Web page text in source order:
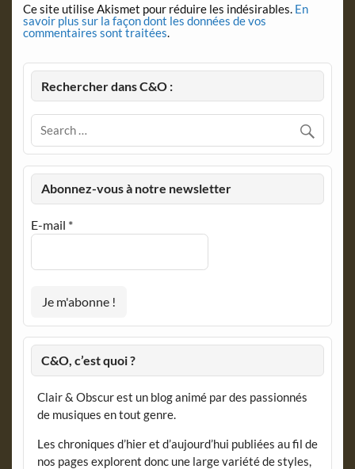
Ce site utilise Akismet pour réduire les indésirables. En
savoir plus sur la façon dont les données de vos
commentaires sont traitées.
Rechercher dans C&O :
Abonnez-vous à notre newsletter
E-mail *
C&O, c’est quoi ?
Clair & Obscur est un blog animé par des passionnés
de musiques en tout genre.
Les chroniques d’hier et d’aujourd’hui publiées au fil de
nos pages explorent donc une large variété de styles,